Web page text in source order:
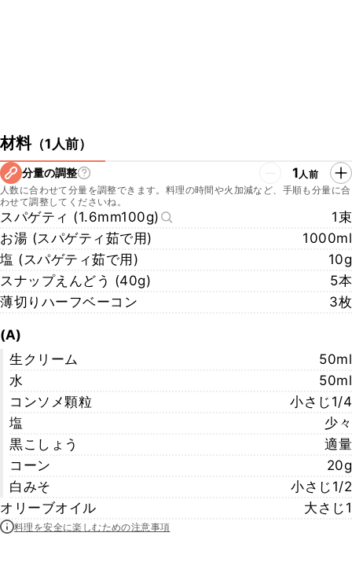
材料（1人前）
分量の調整 1人前
人数に合わせて分量を調整できます。料理の時間や火加減など、手順も分量に合
わせて調整してくださいね。
スパゲティ (1.6mm100g)
1束
お湯 (スパゲティ茹で用)
1000ml
塩 (スパゲティ茹で用)
10g
スナップえんどう (40g)
5本
薄切りハーフベーコン
3枚
(A)
生クリーム
50ml
水
50ml
コンソメ顆粒
小さじ1/4
塩
少々
黒こしょう
適量
コーン
20g
白みそ
小さじ1/2
オリーブオイル
大さじ1
料理を安全に楽しむための注意事項